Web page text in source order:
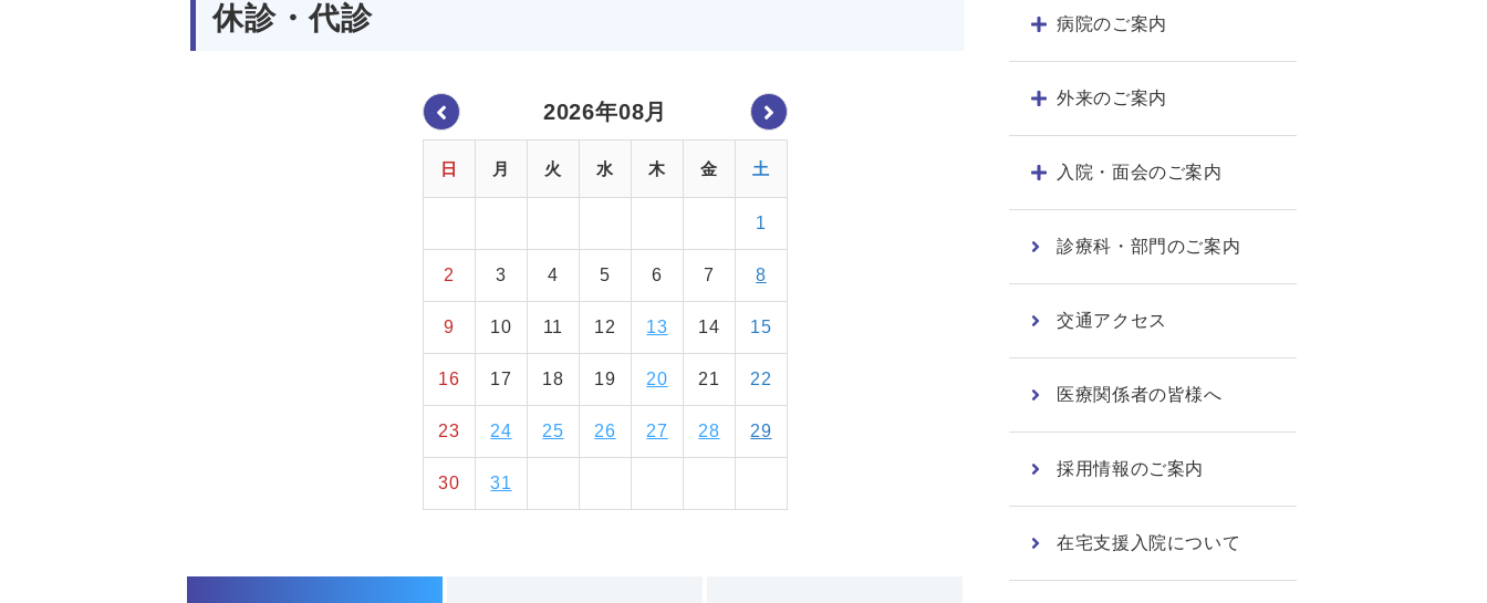
休診・代診
2026年08月
日 月 火 水 木 金 土
1
2 3 4 5 6 7 8
9 10 11 12 13 14 15
16 17 18 19 20 21 22
23 24 25 26 27 28 29
30 31
病院のご案内
外来のご案内
入院・面会のご案内
診療科・部門のご案内
交通アクセス
医療関係者の皆様へ
採用情報のご案内
在宅支援入院について